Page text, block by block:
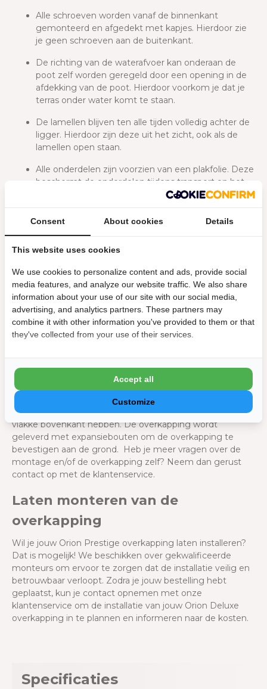
Alle schroeven worden vanaf de binnenkant
gemonteerd en afgedekt met kapjes. Hierdoor zie
je geen schroeven aan de buitenkant.
De richting van de waterafvoer kan onderaan de
poot zelf worden geregeld door een opening in de
afdekking van de poot. Hierdoor voorkom je dat je
terras onder water komt te staan.
De lamellen blijven ten alle tijden volledig achter de
ligger. Hierdoor zijn deze uit het zicht, ook als de
lamellen open staan.
Alle onderdelen zijn voorzien van een plakfolie. Deze
beschermt de onderdelen tijdens transport en het
monteren van de overkapping. Deze plakfolie is na
monteren gemakkelijk te verwijderen.
app
Gemakkelijk aan te sluiten op een 220V stopcontact
Eenvoudige montage
De Orion Prestige overkapping 360 x 657 cm is eenvoudig
te monteren. Er is in de uitgebreide handleiding een
waterpas en op een harde ondergrond geplaatst wordt.
Dit kan het beste op poeren of een zware terrastegels. De
poer of terrastegel moet een minimale oppervlakte
hebben van 22 x 22 cm. Daarnaast moet deze ook een
vlakke bovenkant hebben. De overkapping wordt
geleverd met expansiebouten om de overkapping te
bevestigen aan de grond. Heb je meer vragen over de
montage en/of de overkapping zelf? Neem dan gerust
contact op met de klantenservice.
Laten monteren van de
overkapping
Wil je jouw Orion Prestige overkapping laten installeren?
Dat is mogelijk! We beschikken over gekwalificeerde
monteurs om ervoor te zorgen dat de installatie veilig en
betrouwbaar verloopt. Zodra je jouw bestelling hebt
geplaatst, kun je contact opnemen met onze
klantenservice om de installatie van jouw Orion Deluxe
overkapping in te plannen en informeren naar de kosten.
Specificaties
Consent About cookies Details
This website uses cookies
We use cookies to personalize content and ads, provide social
media features, and analyze our website traffic. We also share
information about your use of our site with our social media,
advertising, and analytics partners. These partners may
combine it with other information you've provided to them or that
they've collected from your use of their services.
Customize
Accept all